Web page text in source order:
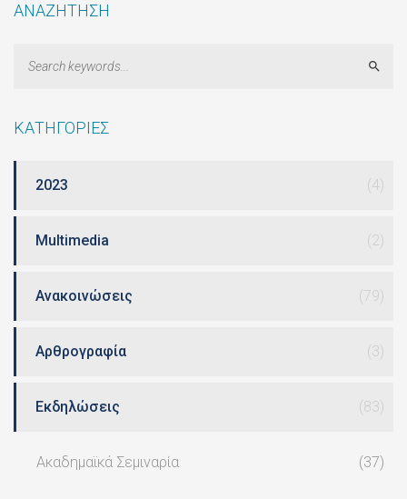
ΑΝΑΖΗΤΗΣΗ
ΚΑΤΗΓΟΡΙΕΣ
2023 (4)
Multimedia (2)
Ανακοινώσεις (79)
Αρθρογραφία (3)
Εκδηλώσεις (83)
Ακαδημαϊκά Σεμιναρία (37)